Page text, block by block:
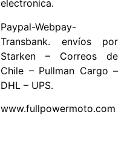
electronica.
Paypal-Webpay-
Transbank. envíos por
Starken – Correos de
Chile – Pullman Cargo –
DHL – UPS.
www.fullpowermoto.com